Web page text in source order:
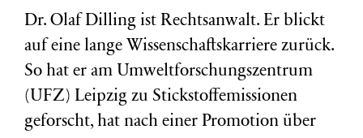
Dr. Olaf Dilling ist Rechtsanwalt. Er blickt
auf eine lange Wissenschaftskarriere zurück.
So hat er am Umweltforschungszentrum
(UFZ) Leipzig zu Stickstoffemissionen
geforscht, hat nach einer Promotion über